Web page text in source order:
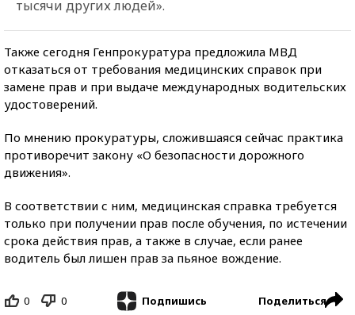
тысячи других людей».
Также сегодня Генпрокуратура предложила МВД
отказаться от требования медицинских справок при
замене прав и при выдаче международных водительских
удостоверений.
По мнению прокуратуры, сложившаяся сейчас практика
противоречит закону «О безопасности дорожного
движения».
В соответствии с ним, медицинская справка требуется
только при получении прав после обучения, по истечении
срока действия прав, а также в случае, если ранее
водитель был лишен прав за пьяное вождение.
0 0 Подпишись Поделиться